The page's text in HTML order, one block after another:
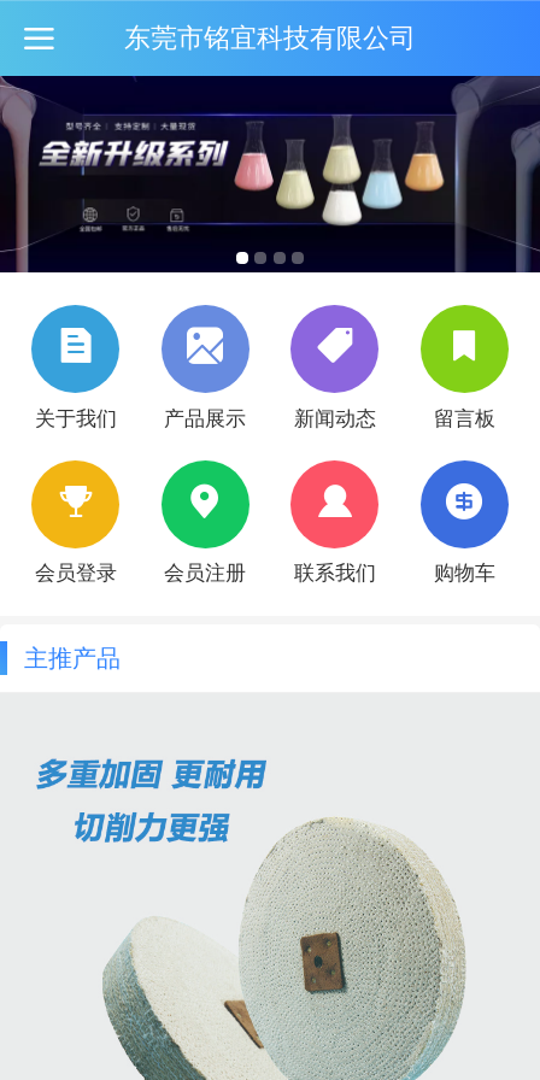
东莞市铭宜科技有限公司
关于我们 产品展示 新闻动态 留言板
会员登录 会员注册 联系我们 购物车
主推产品